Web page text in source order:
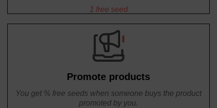
1 free seed
Promote products
You get % free seeds when someone buys the product
promoted by you.